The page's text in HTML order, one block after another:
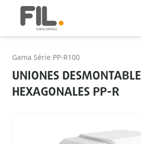
Gama Série PP-R100
UNIONES DESMONTABLE
HEXAGONALES PP-R